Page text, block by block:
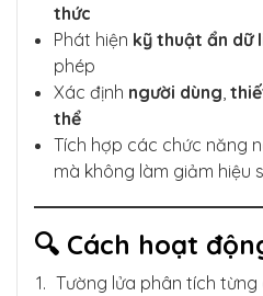
thức
Phát hiện kỹ thuật ẩn dữ
phép
Xác định người dùng
thể
Tích hợp các chức năng
mà không làm giảm hiệu
🔍 Cách hoạt
Tường lửa phân tích